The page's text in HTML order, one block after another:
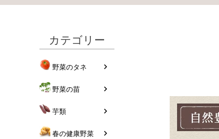
カテゴリー
野菜のタネ
野菜の苗
芋類
春の健康野菜